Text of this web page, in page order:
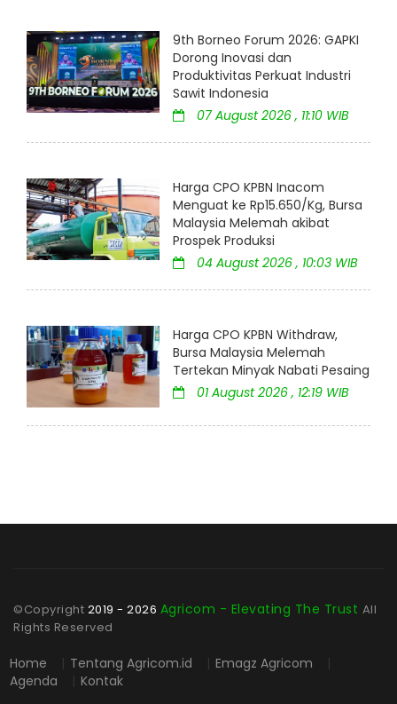
9th Borneo Forum 2026: GAPKI
Dorong Inovasi dan
Produktivitas Perkuat Industri
Sawit Indonesia
07 August 2026 , 11:10 WIB
Harga CPO KPBN Inacom
Menguat ke Rp15.650/Kg, Bursa
Malaysia Melemah akibat
Prospek Produksi
04 August 2026 , 10:03 WIB
Harga CPO KPBN Withdraw,
Bursa Malaysia Melemah
Tertekan Minyak Nabati Pesaing
01 August 2026 , 12:19 WIB
©Copyright 2019 - 2026 Agricom - Elevating The Trust All
Rights Reserved
Home | Tentang Agricom.id | Emagz Agricom |
Agenda
| Kontak